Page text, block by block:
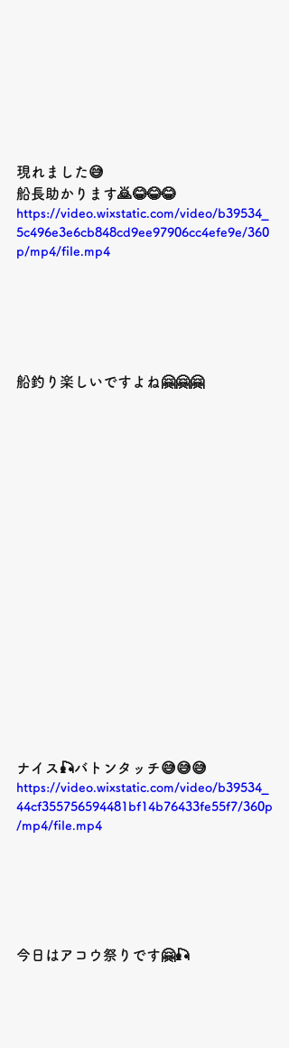
現れました😅
船長助かります🙇😂😂😂
https://video.wixstatic.com/video/b39534_
5c496e3e6cb848cd9ee97906cc4efe9e/360
p/mp4/file.mp4
船釣り楽しいですよね🤗🤗🤗
ナイス🎣バトンタッチ😅😅😅
https://video.wixstatic.com/video/b39534_
44cf355756594481bf14b76433fe55f7/360p
/mp4/file.mp4
今日はアコウ祭りです🤗🎣